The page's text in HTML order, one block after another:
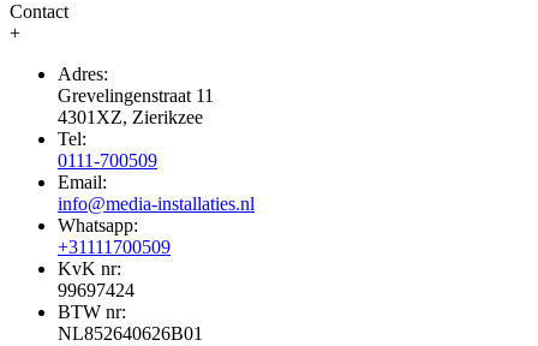
Contact
+
Adres:
Grevelingenstraat 11
4301XZ, Zierikzee
Tel:
0111-700509
Email:
info@media-installaties.nl
Whatsapp:
+31111700509
KvK nr:
99697424
BTW nr:
NL852640626B01